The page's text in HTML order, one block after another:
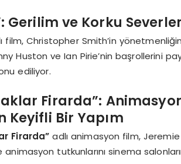
Gerilim ve Korku
film, Christopher Smith’in
Huston ve Ian Pirie’nin başrollerini
ediliyor.
Firarda”:
Keyifli Bir Yapım
Firarda” adlı animasyon film,
animasyon tutkunlarını sinema